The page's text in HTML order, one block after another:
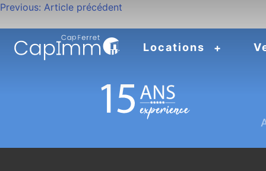
Locations
Navigation
de
l’article
Previous: Article précédent